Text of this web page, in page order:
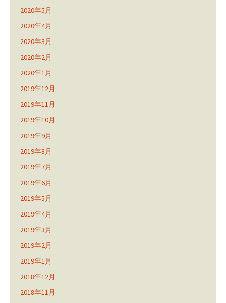
2020年5月
2020年4月
2020年3月
2020年2月
2020年1月
2019年12月
2019年11月
2019年10月
2019年9月
2019年8月
2019年7月
2019年6月
2019年5月
2019年4月
2019年3月
2019年2月
2019年1月
2018年12月
2018年11月